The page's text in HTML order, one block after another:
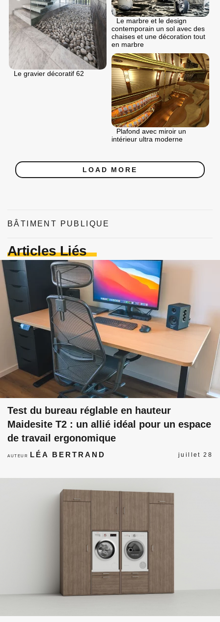
Le gravier décoratif 62
Le marbre et le design
contemporain un sol avec des
chaises et une décoration tout
en marbre
Plafond avec miroir un
intérieur ultra moderne
LOAD MORE
BÂTIMENT PUBLIQUE
Articles Liés
Test du bureau réglable en hauteur
Maidesite T2 : un allié idéal pour un espace
de travail ergonomique
AUTEUR LÉA BERTRAND juillet 28